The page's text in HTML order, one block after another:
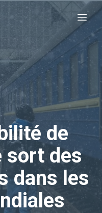
de
sort des
dans les